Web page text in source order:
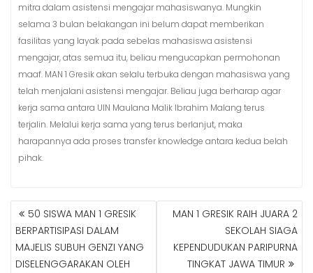
mitra dalam asistensi mengajar mahasiswanya. Mungkin
selama 3 bulan belakangan ini belum dapat memberikan
fasilitas yang layak pada sebelas mahasiswa asistensi
mengajar, atas semua itu, beliau mengucapkan permohonan
maaf. MAN 1 Gresik akan selalu terbuka dengan mahasiswa yang
telah menjalani asistensi mengajar. Beliau juga berharap agar
kerja sama antara UIN Maulana Malik Ibrahim Malang terus
terjalin. Melalui kerja sama yang terus berlanjut, maka
harapannya ada proses transfer knowledge antara kedua belah
pihak.
N
A
V
50 SISWA MAN 1 GRESIK
BERPARTISIPASI DALAM
MAJELIS SUBUH GENZI YANG
DISELENGGARAKAN OLEH
MAN 1 GRESIK RAIH JUARA 2
SEKOLAH SIAGA
KEPENDUDUKAN PARIPURNA
TINGKAT JAWA TIMUR